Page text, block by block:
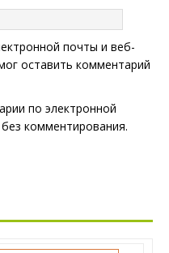
почты и веб-
оставить комментарий
по электронной
без комментирования.